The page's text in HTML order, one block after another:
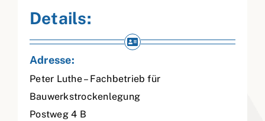
Details:
Adresse:
Peter Luthe – Fachbetrieb für
Bauwerkstrockenlegung
Postweg 4 B